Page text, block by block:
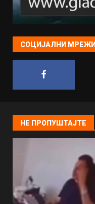
СОЦИЈАЛНИ МРЕЖИ
НЕ ПРОПУШТАЈТЕ